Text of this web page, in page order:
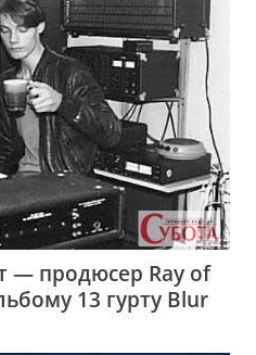
— продюсер Ray of
13 гурту Blur